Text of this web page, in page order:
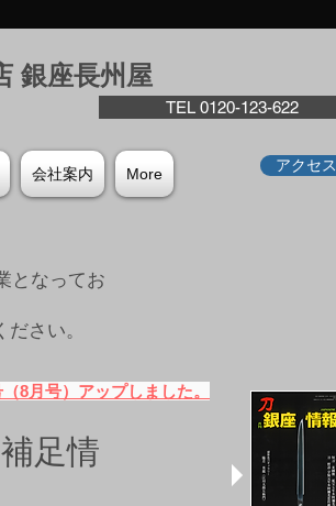
銀座⻑州屋
TEL 0120-123-622
会社案内 More アクセス
となってお
さい。
8月号）アップしました。
足情